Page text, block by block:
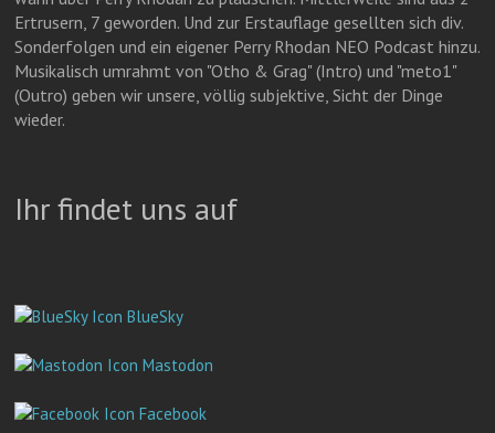
Ertrusern, 7 geworden. Und zur Erstauflage gesellten sich div.
Sonderfolgen und ein eigener Perry Rhodan NEO Podcast hinzu.
Musikalisch umrahmt von "Otho & Grag" (Intro) und "meto1"
(Outro) geben wir unsere, völlig subjektive, Sicht der Dinge
wieder.
Ihr findet uns auf
BlueSky
Mastodon
Facebook